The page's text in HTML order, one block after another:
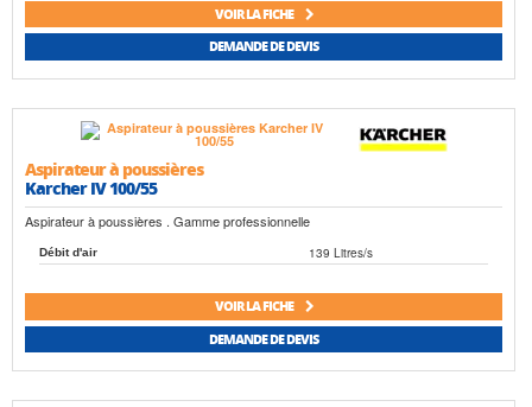
VOIR LA FICHE
DEMANDE DE DEVIS
Aspirateur à poussières
Karcher IV 100/55
Aspirateur à poussières . Gamme professionnelle
Débit d'air 139 Litres/s
VOIR LA FICHE
DEMANDE DE DEVIS